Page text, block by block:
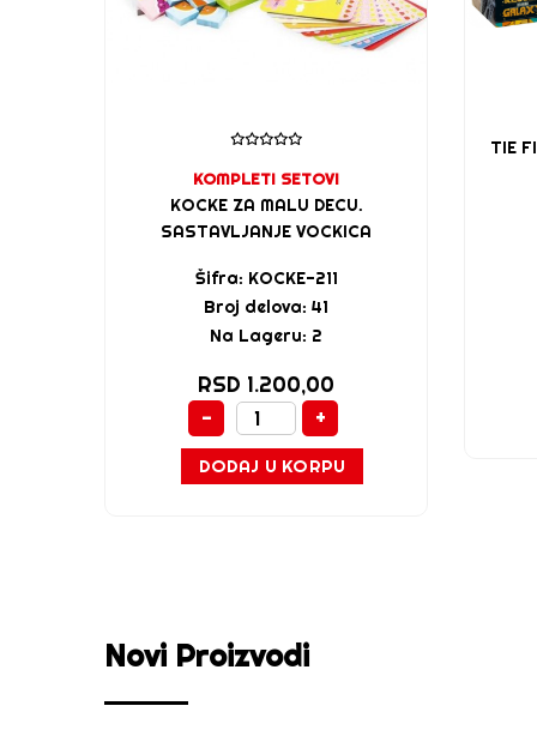
KOMPLETI SETOVI
KOCKE ZA MALU DECU.
SASTAVLJANJE VOCKICA
Šifra: KOCKE-211
Broj delova: 41
Na Lageru: 2
RSD 1.200,00
-
+
DODAJ U KORPU
TIE
Novi Proizvodi